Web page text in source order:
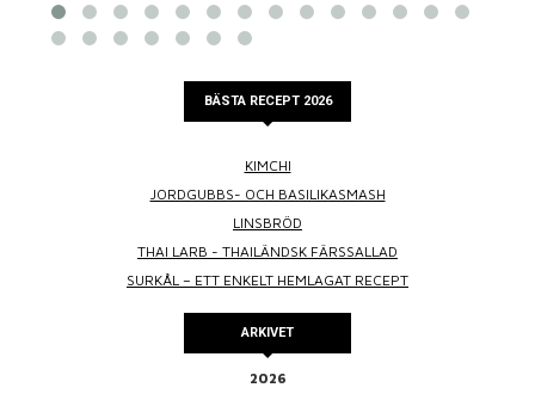
BÄSTA RECEPT 2026
KIMCHI
JORDGUBBS- OCH BASILIKASMASH
LINSBRÖD
THAI LARB - THAILÄNDSK FÄRSSALLAD
SURKÅL – ETT ENKELT HEMLAGAT RECEPT
ARKIVET
2026